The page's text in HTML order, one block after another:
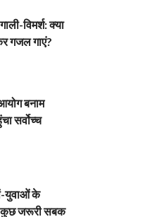
विमर्श: क्या
गजल गाएं?
बनाम
सर्वोच्च
युवाओं के
जरूरी सबक